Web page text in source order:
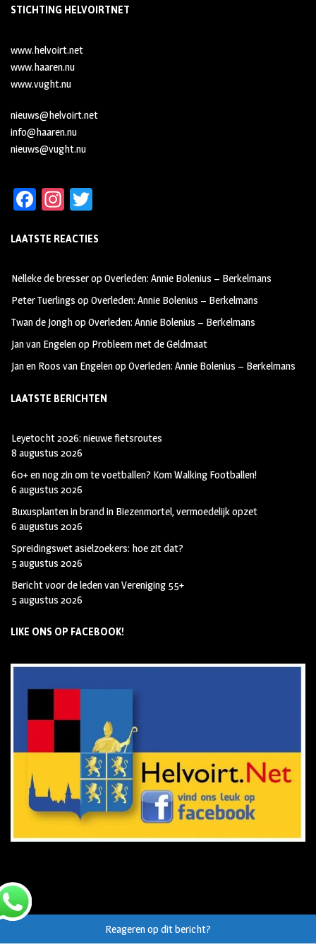
STICHTING HELVOIRTNET
www.helvoirt.net
www.haaren.nu
www.vught.nu
nieuws@helvoirt.net
info@haaren.nu
nieuws@vught.nu
Fa
b
oo
k
In
ag
m
tt
LAATSTE REACTIES
Nelleke de bresseropOverleden: Annie Bolenius – Berkelmans
Peter Tuerlings opOverleden: Annie Bolenius – Berkelmans
Twan de JonghopOverleden: Annie Bolenius – Berkelmans
Jan van Engelenop Probleem met de Geldmaat
Jan en Roos van EngelenopOverleden: Annie Bolenius – Berkelmans
LAATSTE BERICHTEN
Leyetocht 2026: nieuwe fietsroutes
8 augustus 2026
60+ en nog zin om te voetballen? Kom Walking Footballen!
6 augustus 2026
Buxusplanten in brand in Biezenmortel, vermoedelijk opzet
6 augustus 2026
Spreidingswet asielzoekers: hoe zit dat?
5 augustus 2026
Bericht voor de leden van Vereniging 55+
5 augustus 2026
LIKE ONS OP FACEBOOK!
Reageren op dit bericht?